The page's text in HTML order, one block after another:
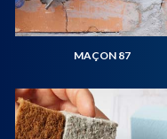
MAÇON 87